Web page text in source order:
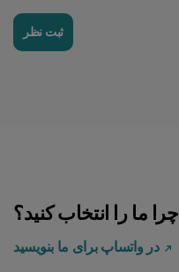
Samantha L.
ثبت نظر
چرا ما را انتخاب کنید؟
در واتساپ برای ما بنویسید